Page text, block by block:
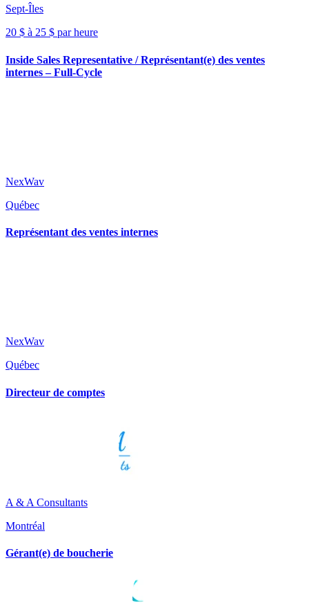
Sept-Îles
20 $ à 25 $ par heure
Inside Sales Representative / Représentant(e) des ventes
internes – Full-Cycle
NexWav
Québec
Représentant des ventes internes
NexWav
Québec
Directeur de comptes
A & A Consultants
Montréal
Gérant(e) de boucherie